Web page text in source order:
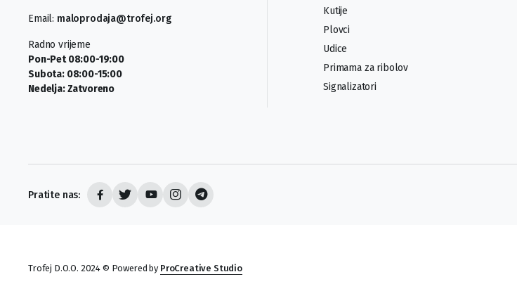
Email: maloprodaja@trofej.org
Radno vrijeme
Pon-Pet 08:00-19:00
Subota: 08:00-15:00
Nedelja: Zatvoreno
Kutije
Plovci
Udice
Primama za ribolov
Signalizatori
Pratite nas:
Trofej D.O.O. 2024 © Powered by ProCreative Studio